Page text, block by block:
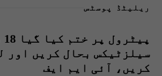
ریلیٹڈ پوسٹس
کریں، آئی ایم ایف